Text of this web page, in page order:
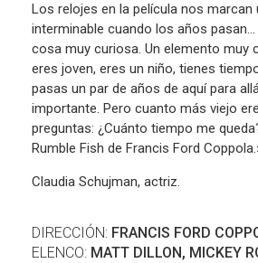
Los relojes en la película nos marcan
interminable cuando los años pasan…
cosa muy curiosa. Un elemento muy
eres joven, eres un niño, tienes
pasas un par de años de aquí para
importante. Pero cuanto más viejo
preguntas: ¿Cuánto tiempo me
Rumble Fish de Francis Ford
Claudia Schujman, actriz.
DIRECCIÓN: FRANCIS FORD
ELENCO: MATT DILLON, MICKEY